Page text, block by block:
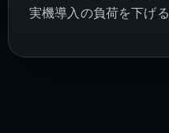
実機導入の負荷を下げる